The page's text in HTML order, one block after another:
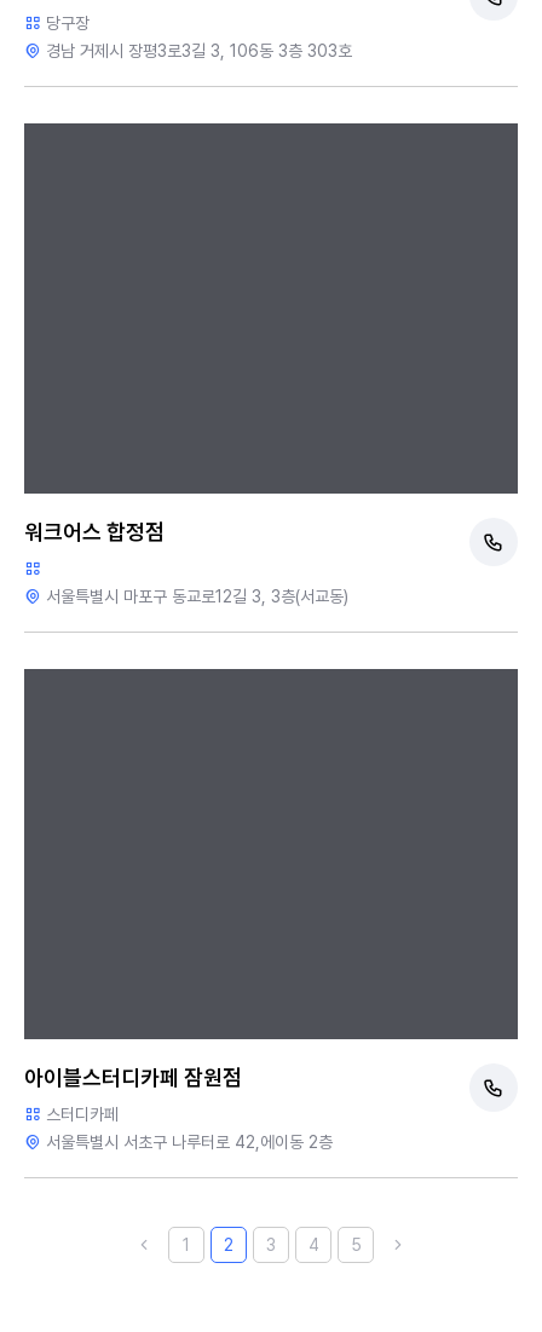
당구장
경남 거제시 장평3로3길 3, 106동 3층 303호
워크어스 합정점
서울특별시 마포구 동교로12길 3, 3층(서교동)
아이블스터디카페 잠원점
스터디카페
서울특별시 서초구 나루터로 42,에이동 2층
1 2 3 4 5